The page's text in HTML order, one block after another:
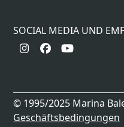
SOCIAL MEDIA UND
Instagram
Facebook
YouTube
© 1995/2025 Marina
Geschäftsbedingungen